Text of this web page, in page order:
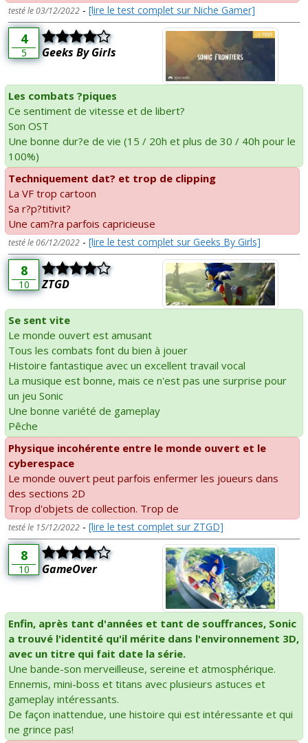
testé le 03/12/2022 - [lire le test complet sur Niche Gamer]
4
5 Geeks By Girls
Les combats ?piques
Ce sentiment de vitesse et de libert?
Son OST
Une bonne dur?e de vie (15 / 20h et plus de 30 / 40h pour le
100%)
Techniquement dat? et trop de clipping
La VF trop cartoon
Sa r?p?titivit?
Une cam?ra parfois capricieuse
testé le 06/12/2022 - [lire le test complet sur Geeks By Girls]
8
10 ZTGD
Se sent vite
Le monde ouvert est amusant
Tous les combats font du bien à jouer
Histoire fantastique avec un excellent travail vocal
La musique est bonne, mais ce n'est pas une surprise pour
un jeu Sonic
Une bonne variété de gameplay
Pêche
Physique incohérente entre le monde ouvert et le
cyberespace
Le monde ouvert peut parfois enfermer les joueurs dans
des sections 2D
Trop d'objets de collection. Trop de
testé le 15/12/2022 - [lire le test complet sur ZTGD]
8
10 GameOver
Enfin, après tant d'années et tant de souffrances, Sonic
a trouvé l'identité qu'il mérite dans l'environnement 3D,
avec un titre qui fait date la série.
Une bande-son merveilleuse, sereine et atmosphérique.
Ennemis, mini-boss et titans avec plusieurs astuces et
gameplay intéressants.
De façon inattendue, une histoire qui est intéressante et qui
ne grince pas!